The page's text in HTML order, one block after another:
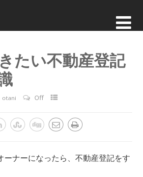
たい不動産登記
otani Off
ーナーになったら、不動産登記をす